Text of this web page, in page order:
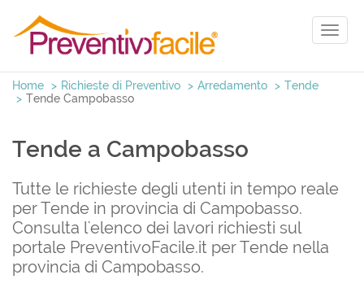
Home Richieste di Preventivo Arredamento
Tende
Tende Campobasso
Tende a Campobasso
Tutte le richieste degli utenti in tempo reale
per Tende in provincia di Campobasso.
Consulta l'elenco dei lavori richiesti sul
portale PreventivoFacile.it per Tende nella
provincia di Campobasso.